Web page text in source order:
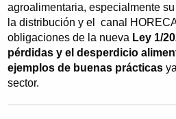
agroalimentaria, especialmente
la distribución y el canal
obligaciones de la nueva Ley 1/
pérdidas y el desperdicio
ejemplos de buenas prácticas
sector.